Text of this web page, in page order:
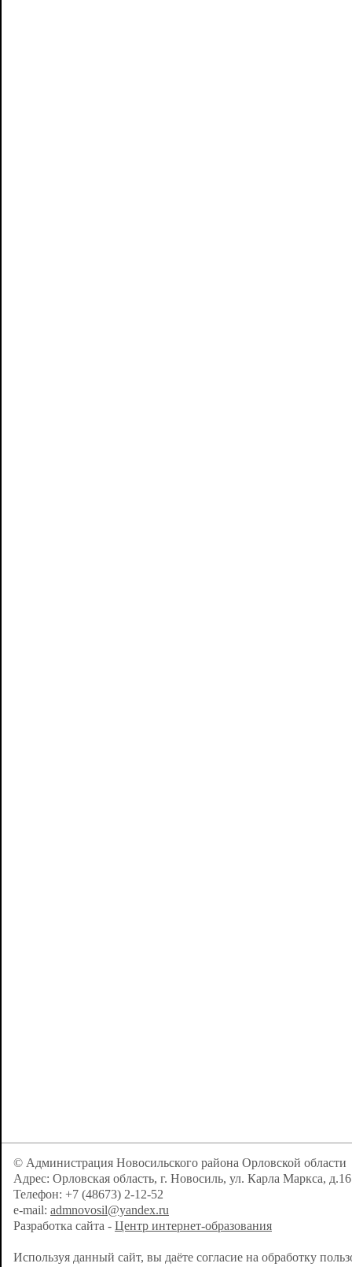
© Администрация Новосильского района Орловской области
Адрес: Орловская область, г. Новосиль, ул. Карла Маркса, д.16
Телефон: +7 (48673) 2-12-52
e-mail: admnovosil@yandex.ru
Разработка сайта - Центр интернет-образования
Используя данный сайт, вы даёте согласие на обработку